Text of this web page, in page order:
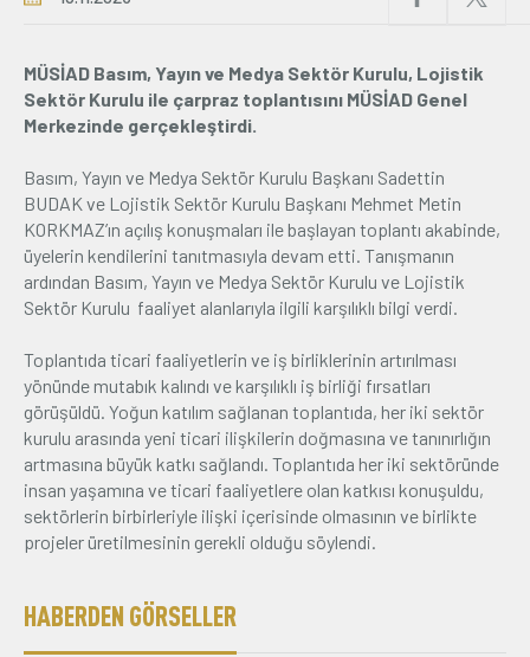
E-İşlemler
İletişim Hakkımızda Galeri
MÜSİAD Basım, Yayın ve Medya Sektör Kurulu, Lojistik
Sektör Kurulu ile çarpraz toplantısını MÜSİAD Genel
Merkezinde gerçekleştirdi.
Basım, Yayın ve Medya Sektör Kurulu Başkanı Sadettin
BUDAK ve Lojistik Sektör Kurulu Başkanı Mehmet Metin
KORKMAZ’ın açılış konuşmaları ile başlayan toplantı akabinde,
üyelerin kendilerini tanıtmasıyla devam etti. Tanışmanın
ardından Basım, Yayın ve Medya Sektör Kurulu ve Lojistik
Sektör Kurulu faaliyet alanlarıyla ilgili karşılıklı bilgi verdi.
Toplantıda ticari faaliyetlerin ve iş birliklerinin artırılması
yönünde mutabık kalındı ve karşılıklı iş birliği fırsatları
görüşüldü. Yoğun katılım sağlanan toplantıda, her iki sektör
kurulu arasında yeni ticari ilişkilerin doğmasına ve tanınırlığın
artmasına büyük katkı sağlandı. Toplantıda her iki sektöründe
insan yaşamına ve ticari faaliyetlere olan katkısı konuşuldu,
sektörlerin birbirleriyle ilişki içerisinde olmasının ve birlikte
projeler üretilmesinin gerekli olduğu söylendi.
HABERDEN GÖRSELLER